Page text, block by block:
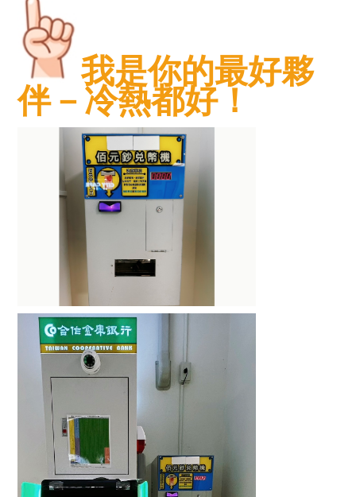
我是你的最好夥
伴－冷熱都好！